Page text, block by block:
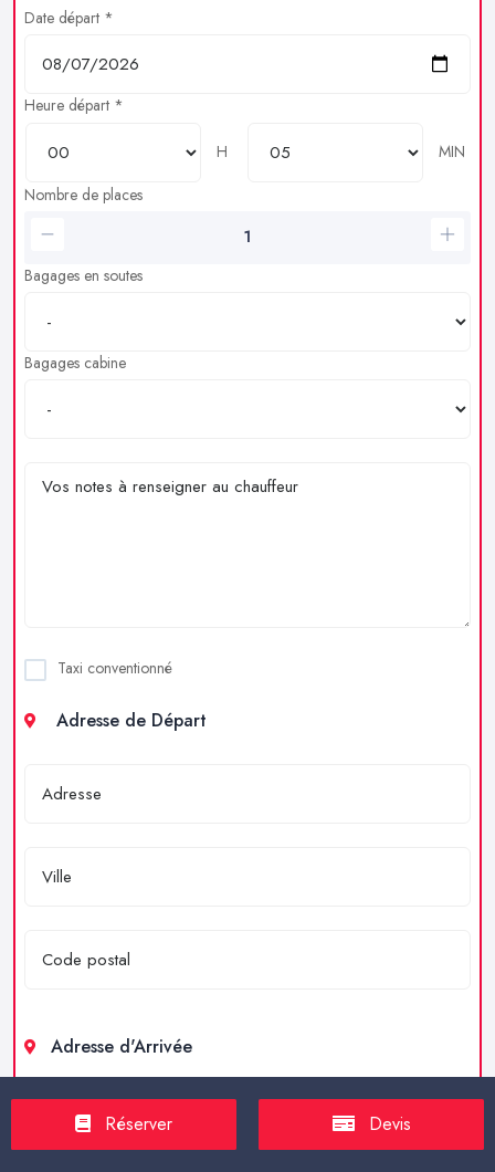
Date départ *
Heure départ *
H
MIN
Nombre de places
Bagages en soutes
Bagages cabine
Taxi conventionné
Adresse de Départ
Adresse d'Arrivée
Réserver Devis